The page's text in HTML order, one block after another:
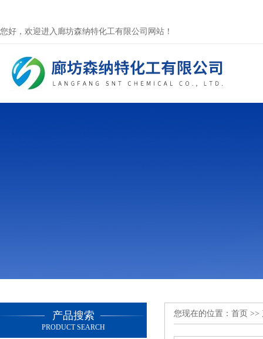
您好，欢迎进入廊坊森纳特化工有限公司网站！
产品搜索
PRODUCT SEARCH
您现在的位置： 首页 >>